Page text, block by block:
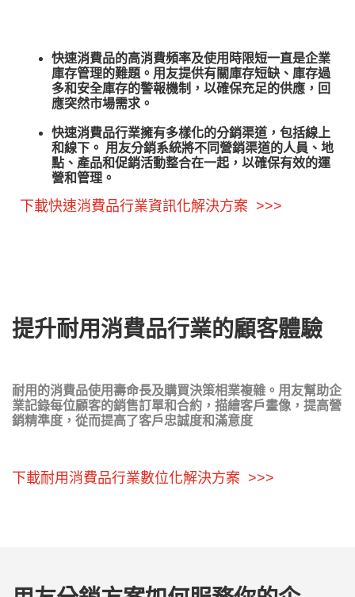
快速消費品的高消費頻率及使用時限短一直是企業
庫存管理的難題。用友提供有關庫存短缺、庫存過
多和安全庫存的警報機制，以確保充足的供應，回
應突然市場需求。
快速消費品行業擁有多樣化的分銷渠道，包括線上
和線下。 用友分銷系統將不同營銷渠道的人員、地
點、產品和促銷活動整合在一起，以確保有效的運
營和管理。
下載快速消費品行業資訊化解決方案 >>>
提升耐用消費品行業的顧客體驗
耐用的消費品使用壽命長及購買決策相業複雜。用友幫助企
業記錄每位顧客的銷售訂單和合約，描繪客戶畫像，提高營
銷精準度，從而提高了客戶忠誠度和滿意度
下載耐用消費品行業數位化解決方案 >>>